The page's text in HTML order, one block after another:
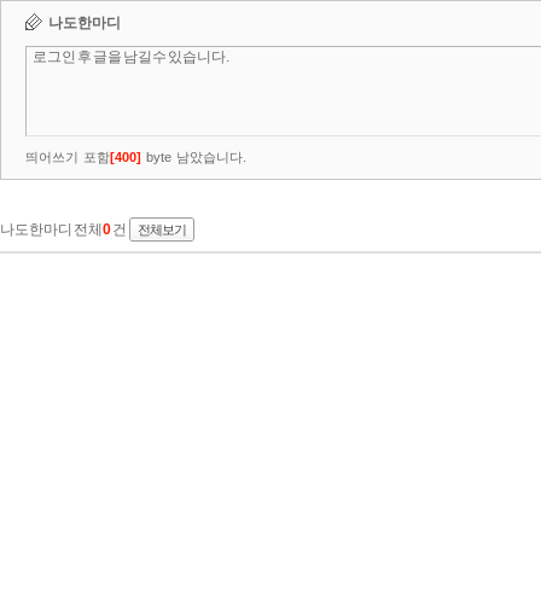
나도한마디
띄어쓰기 포함[400] byte 남았습니다.
나도한마디 전체 0건 전체보기